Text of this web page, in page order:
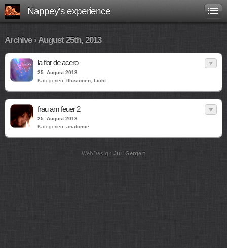
Nappey's experience
Archive › August 25th, 2013
la flor de acero
25. August 2013
Kategorien: Illusionen Licht
frau am feuer 2
25. August 2013
Kategorien: anatomie
WebDesign Juri Gergert